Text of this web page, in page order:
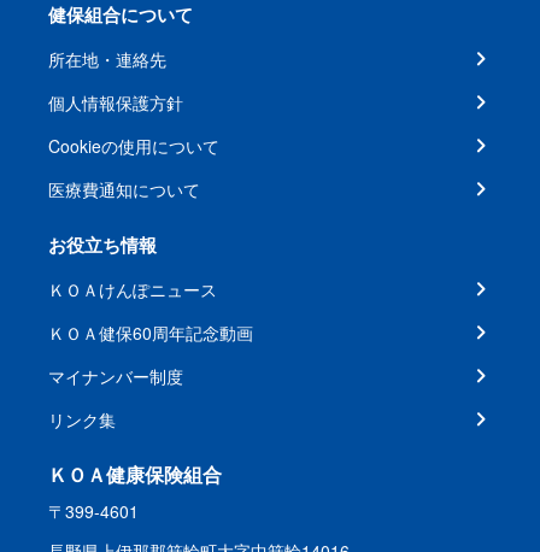
健保組合について
所在地・連絡先
個人情報保護方針
Cookieの使用について
医療費通知について
お役立ち情報
ＫＯＡけんぽニュース
ＫＯＡ健保60周年記念動画
マイナンバー制度
リンク集
ＫＯＡ健康保険組合
〒399-4601